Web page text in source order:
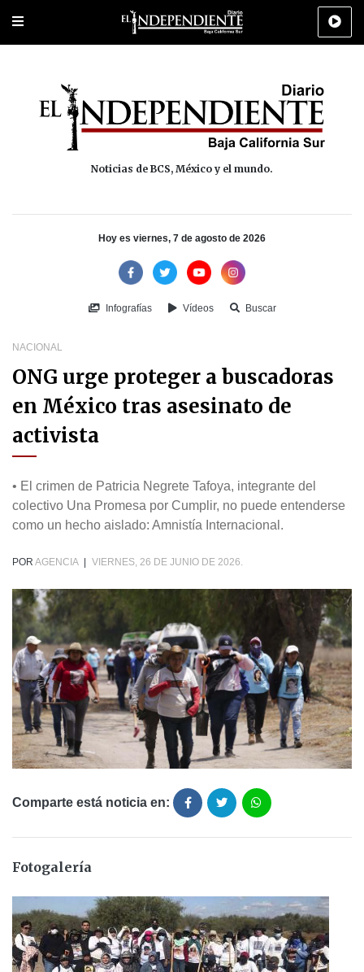
Portada Los Cabos Policiaca Deportes Cultura
Noticias de BCS, México y el mundo.
Hoy es viernes, 7 de agosto de 2026
Infografías Vídeos Buscar
NACIONAL
ONG urge proteger a buscadoras
en México tras asesinato de
activista
• El crimen de Patricia Negrete Tafoya, integrante del
colectivo Una Promesa por Cumplir, no puede entenderse
como un hecho aislado: Amnistía Internacional.
POR AGENCIA VIERNES, 26 DE JUNIO DE 2026.
Comparte está noticia en:
Fotogalería